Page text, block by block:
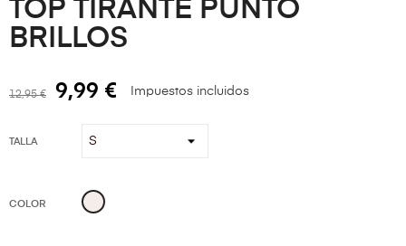
TOP TIRANTE PUNTO
BRILLOS
12,95 € 9,99 € Impuestos incluidos
TALLA
COLOR BEIGE